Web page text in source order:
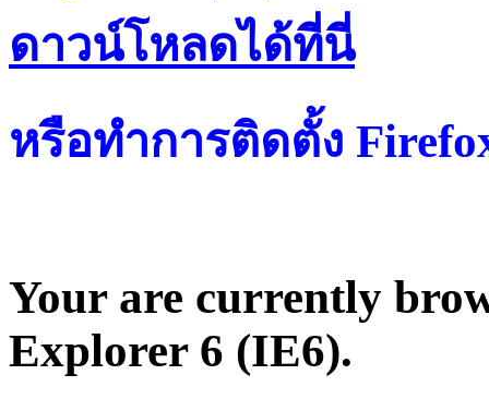
ดาวน์โหลดได้ที่น
หรือทำการติดตั้ง
Your are currently
Explorer 6 (IE6).